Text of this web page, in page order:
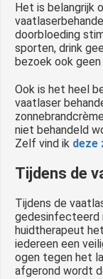
Het is belangrijk
doorbloeding
sporten, drink
bezoek ook geen
Ook is het heel
vaatlaser
niet behandeld
Zelf vind ik deze
Tijdens de
Tijdens de
gedesinfecteerd
huidtherapeut
iedereen een
ogen tegen het
afgerond wordt